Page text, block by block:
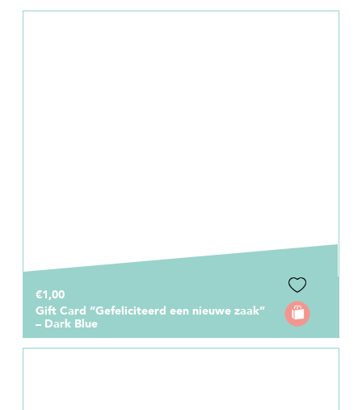
€1,00
Gift Card “Gefeliciteerd een nieuwe zaak”
– Dark Blue